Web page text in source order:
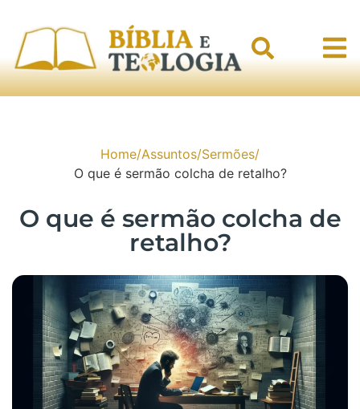
Home/Assuntos/Sermões/
O que é sermão colcha de retalho?
O que é sermão colcha de
retalho?